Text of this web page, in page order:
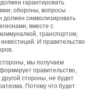
гарантировать
обороны, вопросы
должен символизировать
вместе с
транспортом,
И правительство
мы получаем
правительство,
стороны, не будет
Потому что будет